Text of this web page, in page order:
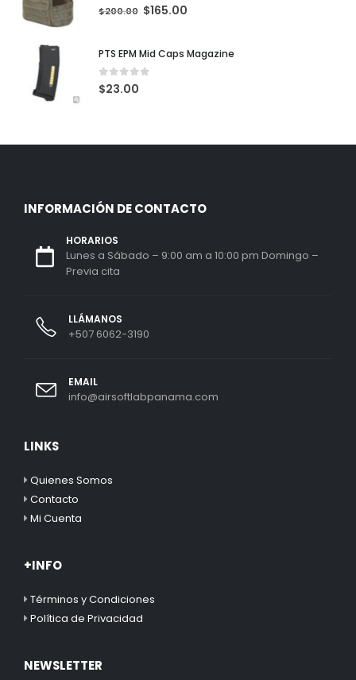
out of 5
$200.00 $165.00
PTS EPM Mid Caps Magazine
0out of 5
$23.00
INFORMACIÓN DE CONTACTO
HORARIOS
Lunes a Sábado – 9:00 am a 10:00 pm Domingo –
Previa cita
LLÁMANOS
+507 6062-3190
EMAIL
info@airsoftlabpanama.com
LINKS
Quienes Somos
Contacto
Mi Cuenta
+INFO
Términos y Condiciones
Política de Privacidad
NEWSLETTER